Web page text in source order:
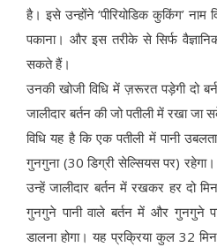
है। इसे उन्होंने ‘पीरियोडिक कुकिंग’ नाम
पकाना। और इस तरीके से सिर्फ
सकते हैं।
उनकी खोजी विधि में ज़रूरत पड़ेगी दो
जालीदार बर्तन की जो पतीली में रखा
विधि यह है कि एक पतीली में पानी
गुनगुना (30 डिग्री सेल्सियस पर)
उन्हें जालीदार बर्तन में रखकर हर दो
गुनगुने पानी वाले बर्तन में और गुनगुने
डालना होगा। यह प्रक्रिया कुल 32